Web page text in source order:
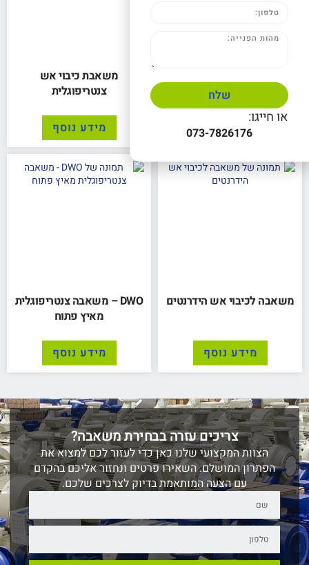
פתוח יציקת נירוסטה 316
מידע נוסף
משאבת כיבוי אש
צנטריפוגלית
מידע נוסף
משאבה לכיבוי אש הידרנטים
מידע נוסף
DWO – משאבה צנטריפוגלית
מאיץ פתוח
מידע נוסף
צריכים עזרה בבחירת משאבה?
הצוות המקצועי שלנו כאן כדי לעזור לכם למצוא את
הפתרון המושלם. השאירו פרטים ונחזור אליכם בהקדם
עם הצעה המותאמת בדיוק לצרכים שלכם.
שלח
או חייגו:
073-7826176